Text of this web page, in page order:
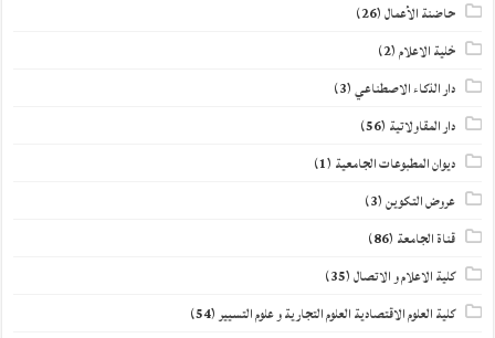
حاضنة الأعمال(26)
خلية الاعلام(2)
دار الذكاء الاصطناعي(3)
دار المقاولاتية (56)
ديوان المطبوعات الجامعية (1)
عروض التكوين(3)
قناة الجامعة (86)
كلية الاعلام و الاتصال(35)
كلية العلوم الاقتصادية العلوم التجارية و علوم التسيير(54)